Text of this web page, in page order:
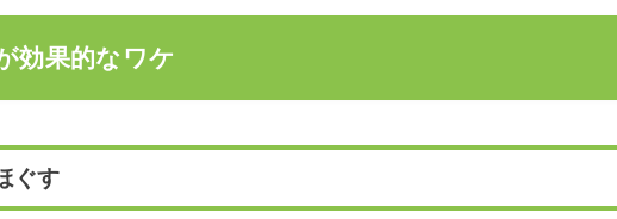
効果的なワケ
ぐす